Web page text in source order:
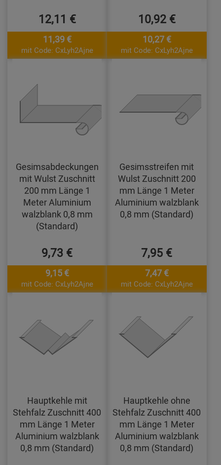
12,11 €
11,39 €
mit Code: CxLyh2Ajne
10,92 €
10,27 €
mit Code: CxLyh2Ajne
Gesimsabdeckungen
mit Wulst Zuschnitt
200 mm Länge 1
Meter Aluminium
walzblank 0,8 mm
(Standard)
9,73 €
9,15 €
mit Code: CxLyh2Ajne
Gesimsstreifen mit
Wulst Zuschnitt 200
mm Länge 1 Meter
Aluminium walzblank
0,8 mm (Standard)
7,95 €
7,47 €
mit Code: CxLyh2Ajne
Hauptkehle mit
Stehfalz Zuschnitt 400
mm Länge 1 Meter
Aluminium walzblank
0,8 mm (Standard)
Hauptkehle ohne
Stehfalz Zuschnitt 400
mm Länge 1 Meter
Aluminium walzblank
0,8 mm (Standard)